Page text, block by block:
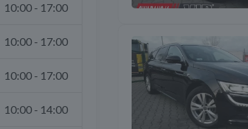
10:00 - 17:00
10:00 - 17:00
10:00 - 17:00
10:00 - 14:00